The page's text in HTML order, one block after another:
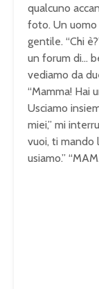
qualcuno
foto. Un uomo
gentile. “Chi
un forum di…
vediamo da
“Mamma! Hai
Usciamo
miei,” mi
vuoi, ti mando
usiamo.”